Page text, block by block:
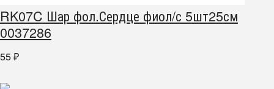
RK07C Шар фол.Сердце фиол/с 5шт25см
0037286
55 ₽